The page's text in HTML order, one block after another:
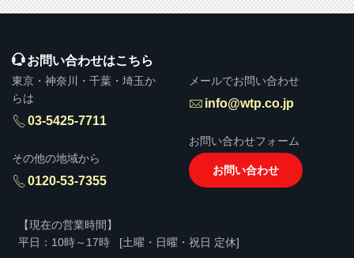
お問い合わせはこちら
東京・神奈川・千葉・埼玉か
らは
03-5425-7711
その他の地域から
0120-53-7355
メールでお問い合わせ
info@wtp.co.jp
お問い合わせフォーム
お問い合わせ
【現在の営業時間】
平日：10時～17時
[土曜・日曜・祝日 定休]